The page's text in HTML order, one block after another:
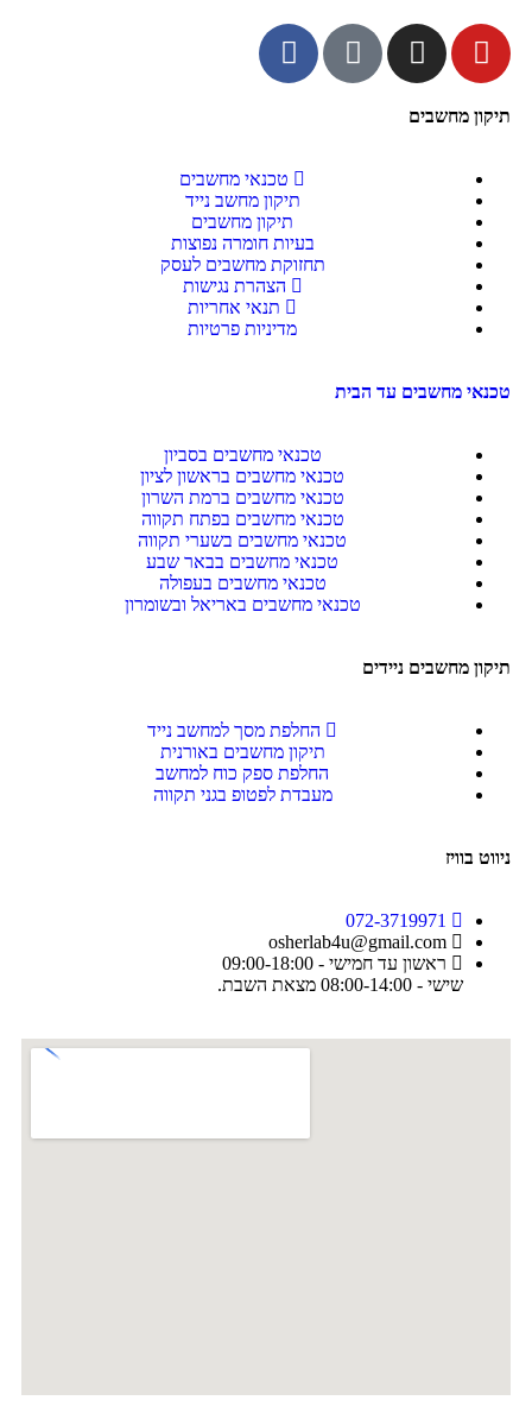
תיקון מחשבים
טכנאי מחשבים
תיקון מחשב נייד
תיקון מחשבים
בעיות חומרה נפוצות
תחזוקת מחשבים לעסק
הצהרת נגישות
תנאי אחריות
מדיניות פרטיות
טכנאי מחשבים עד הבית
טכנאי מחשבים בסביון
טכנאי מחשבים בראשון לציון
טכנאי מחשבים ברמת השרון
טכנאי מחשבים בפתח תקווה
טכנאי מחשבים בשערי תקווה
טכנאי מחשבים בבאר שבע
טכנאי מחשבים בעפולה
טכנאי מחשבים באריאל ובשומרון
תיקון מחשבים ניידים
החלפת מסך למחשב נייד
תיקון מחשבים באורנית
החלפת ספק כוח למחשב
מעבדת לפטופ בגני תקווה
ניווט בוויז
072-3719971
osherlab4u@gmail.com
ראשון עד חמישי - 09:00-18:00
שישי - 08:00-14:00 מצאת השבת.